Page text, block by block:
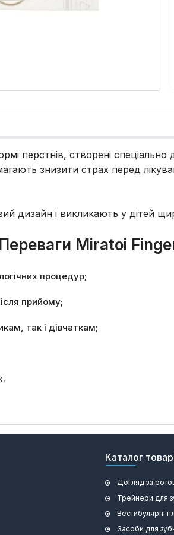
перстнів, створені спеціально
знизити страх перед
і викликають у дітей щирі
Miratoi
процедур;
прийому;
так і дівчаткам;
Каталог
Догляд за
Трейнери для
Вестибулярні
Засоби для